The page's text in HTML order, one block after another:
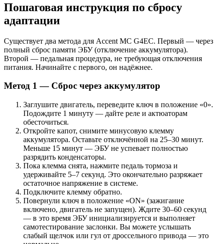
Пошаговая инструкция по сбросу
адаптации
Существует два метода для Accent MC G4EC. Первый — через
полный сброс памяти ЭБУ (отключение аккумулятора).
Второй — педальная процедура, не требующая отключения
питания. Начинайте с первого, он надёжнее.
Метод 1 — Сброс через аккумулятор
Заглушите двигатель, переведите ключ в положение «0».
Подождите 1 минуту — дайте реле и актюаторам
обесточиться.
Откройте капот, снимите минусовую клемму
аккумулятора. Оставьте отключённой на 25–30 минут.
Меньше 15 минут — ЭБУ не успевает полностью
разрядить конденсаторы.
Пока клемма снята, нажмите педаль тормоза и
удерживайте 5–7 секунд. Это окончательно разряжает
остаточное напряжение в системе.
Подключите клемму обратно.
Повернули ключ в положение «ON» (зажигание
включено, двигатель не запущен). Ждите 30–60 секунд
— в это время ЭБУ инициализируется и выполняет
самотестирование заслонки. Вы можете услышать
слабый щелчок или гул от дроссельного привода — это